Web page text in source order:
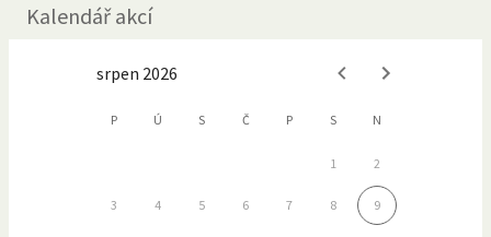
Kalendář akcí
srpen 2026
P Ú S Č P S N
1 2
3 4 5 6 7 8 9